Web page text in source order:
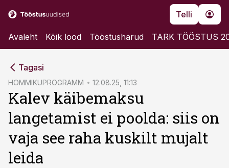
Telli
Avaleht Kõik lood Tööstusharud TARK TÖÖSTUS
Tagasi
HOMMIKUPROGRAMM 12.08.25, 11:13
Kalev käibemaksu
langetamist ei poolda: siis on
vaja see raha kuskilt mujalt
leida